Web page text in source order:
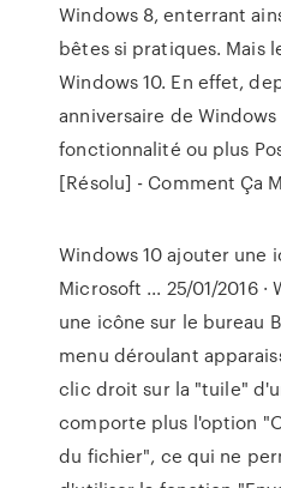
Windows 8, enterrant
bêtes si pratiques. Mais
Windows 10. En effet,
anniversaire de
fonctionnalité ou plus
[Résolu] - Comment Ça
Windows 10 ajouter une
Microsoft ... 25/01/2016 ·
une icône sur le bureau
menu déroulant
clic droit sur la "tuile"
comporte plus l'option
du fichier", ce qui ne